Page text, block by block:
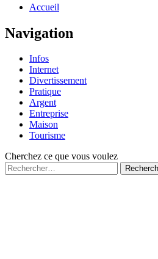
Haut
page
Accueil
Navigation
Infos
Internet
Divertissement
Pratique
Argent
Entreprise
Maison
Tourisme
Cherchez ce que vous voulez
Rechercher :